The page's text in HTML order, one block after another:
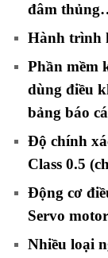
đâm
Hành trình
Phần mềm
dùng điều
bảng báo
Độ chính
Class 0.5
Động cơ
Servo
Nhiều loại